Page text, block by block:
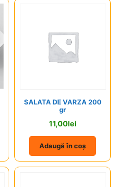
SALATA DE VARZA 200
gr
11,00lei
Adaugă în coș